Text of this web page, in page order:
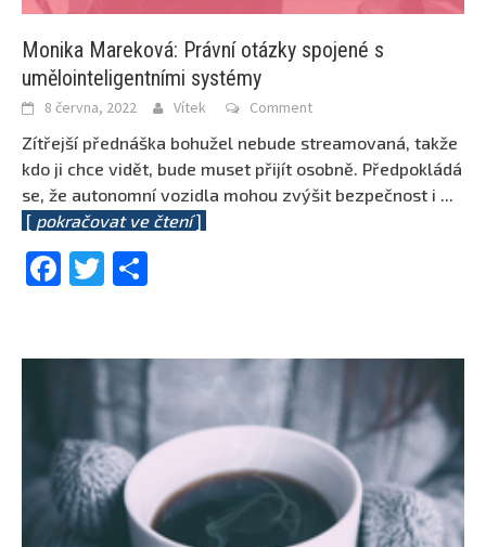
Monika Mareková: Právní otázky spojené s
umělointeligentními systémy
8 června, 2022 Vítek Comment
Zítřejší přednáška bohužel nebude streamovaná, takže
kdo ji chce vidět, bude muset přijít osobně. Předpokládá
se, že autonomní vozidla mohou zvýšit bezpečnost i
[ pokračovat ve čtení]
Facebook
Twitter